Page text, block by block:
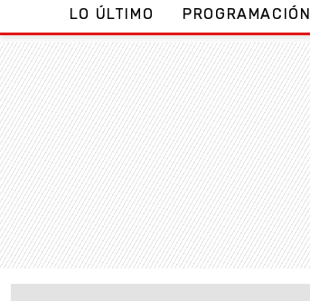
LO ÚLTIMO PROGRAMACIÓN